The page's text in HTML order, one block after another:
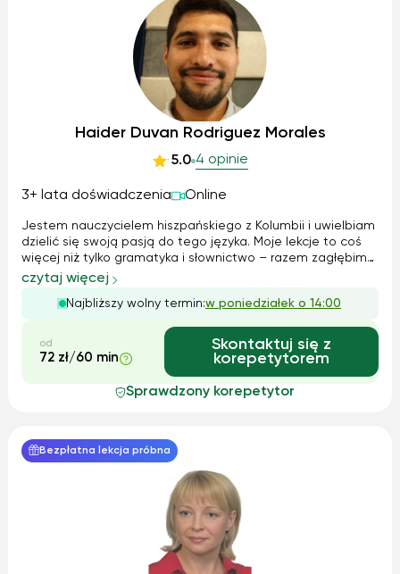
Haider Duvan Rodriguez Morales
5.0 4 opinie
3+ lata doświadczenia Online
Jestem nauczycielem hiszpańskiego z Kolumbii i uwielbiam
dzielić się swoją pasją do tego języka. Moje lekcje to coś
więcej niż tylko gramatyka i słownictwo – razem zagłębimy
się w hiszpańską kulturę, muzykę, filmy i literaturę. Każde
zajęcia dostosowuję do indywidualnych potrzeb ucznia,
stosując dyn...
czytaj więcej
Najbliższy wolny termin:w poniedziałek o 14:00
od
72 zł/60 min
Skontaktuj się z
korepetytorem
Sprawdzony korepetytor
Bezpłatna lekcja próbna